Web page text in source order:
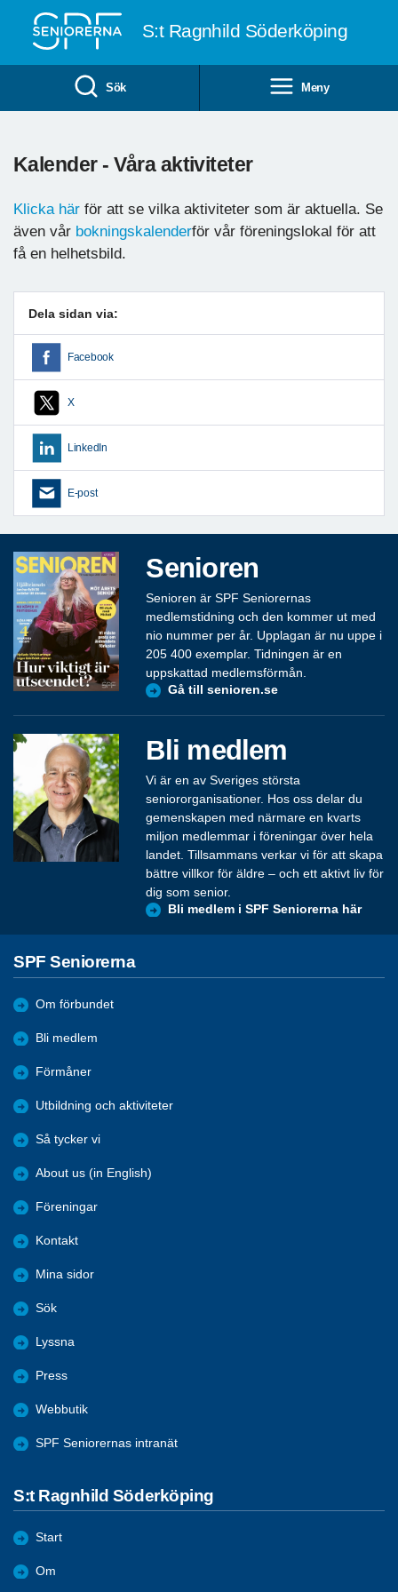
S:t Ragnhild Söderköping
Sök Meny
Kalender - Våra aktiviteter
Klicka här för att se vilka aktiviteter som är aktuella. Se
även vår bokningskalenderför vår föreningslokal för att
få en helhetsbild.
Dela sidan via:
Facebook
X
LinkedIn
E-post
Senioren
Senioren är SPF Seniorernas
medlemstidning och den kommer ut med
nio nummer per år. Upplagan är nu uppe i
205 400 exemplar. Tidningen är en
uppskattad medlemsförmån.
Gå till senioren.se
Bli medlem
Vi är en av Sveriges största
seniororganisationer. Hos oss delar du
gemenskapen med närmare en kvarts
miljon medlemmar i föreningar över hela
landet. Tillsammans verkar vi för att skapa
bättre villkor för äldre – och ett aktivt liv för
dig som senior.
Bli medlem i SPF Seniorerna här
SPF Seniorerna
Om förbundet
Bli medlem
Förmåner
Utbildning och aktiviteter
Så tycker vi
About us (in English)
Föreningar
Kontakt
Mina sidor
Sök
Lyssna
Press
Webbutik
SPF Seniorernas intranät
S:t Ragnhild Söderköping
Start
Om